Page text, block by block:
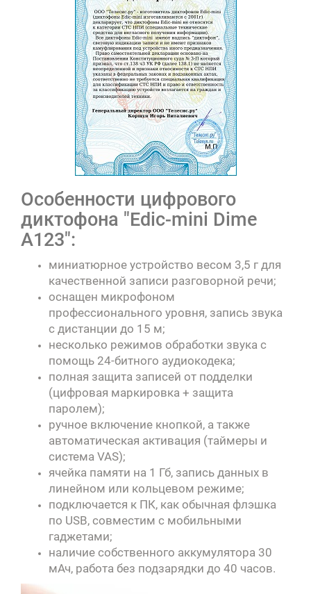
Особенности цифрового
диктофона "Edic-mini Dime
А123":
миниатюрное устройство весом 3,5 г для
качественной записи разговорной речи;
оснащен микрофоном
профессионального уровня, запись звука
с дистанции до 15 м;
несколько режимов обработки звука с
помощь 24-битного аудиокодека;
полная защита записей от подделки
(цифровая маркировка + защита
паролем);
ручное включение кнопкой, а также
автоматическая активация (таймеры и
система VAS);
ячейка памяти на 1 Гб, запись данных в
линейном или кольцевом режиме;
подключается к ПК, как обычная флэшка
по USB, совместим с мобильными
гаджетами;
наличие собственного аккумулятора 30
мАч, работа без подзарядки до 40 часов.